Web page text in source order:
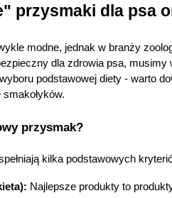
przysmaki dla psa
modne, jednak w branży
dla zdrowia psa, musimy
podstawowej diety - warto
przysmak?
kilka podstawowych
Najlepsze produkty to